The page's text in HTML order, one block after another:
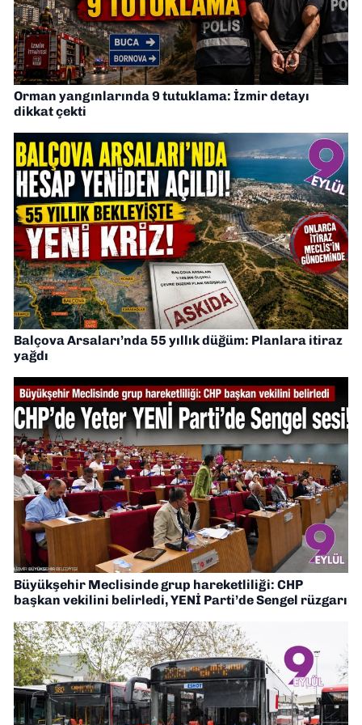
Orman yangınlarında 9 tutuklama: İzmir detayı
dikkat çekti
Balçova Arsaları’nda 55 yıllık düğüm: Planlara itiraz
yağdı
Büyükşehir Meclisinde grup hareketliliği: CHP
başkan vekilini belirledi, YENİ Parti’de Sengel rüzgarı